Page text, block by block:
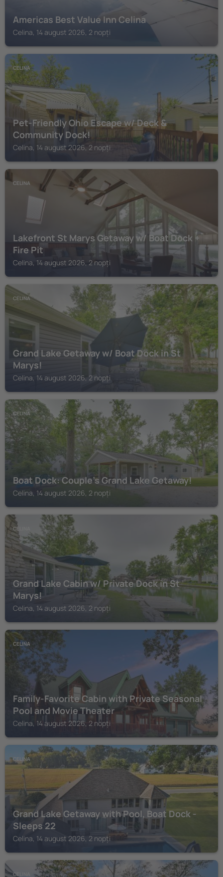
Americas Best Value Inn Celina
Celina, 14 august 2026, 2 nopți
CELINA
Pet-Friendly Ohio Escape w/ Deck &
Community Dock!
Celina, 14 august 2026, 2 nopți
CELINA
Lakefront St Marys Getaway w/ Boat Dock +
Fire Pit
Celina, 14 august 2026, 2 nopți
CELINA
Grand Lake Getaway w/ Boat Dock in St
Marys!
Celina, 14 august 2026, 2 nopți
CELINA
Boat Dock: Couple's Grand Lake Getaway!
Celina, 14 august 2026, 2 nopți
CELINA
Grand Lake Cabin w/ Private Dock in St
Marys!
Celina, 14 august 2026, 2 nopți
CELINA
Family-Favorite Cabin with Private Seasonal
Pool and Movie Theater
Celina, 14 august 2026, 2 nopți
CELINA
Grand Lake Getaway with Pool, Boat Dock -
Sleeps 22
Celina, 14 august 2026, 2 nopți
CELINA